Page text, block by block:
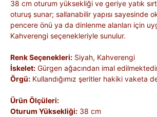
38 cm oturum yüksekliği ve geriye yatık
oturuş sunar; sallanabilir yapısı sayesinde
pencere önü ya da dinlenme alanları için
Kahverengi seçenekleriyle sunulur.
Renk Seçenekleri: Siyah, Kahverengi
İskelet: Gürgen ağacından imal
Örgü: Kullandığımız şeritler hakiki vaketa
Ürün Ölçüleri:
Oturum Yüksekliği: 38 cm